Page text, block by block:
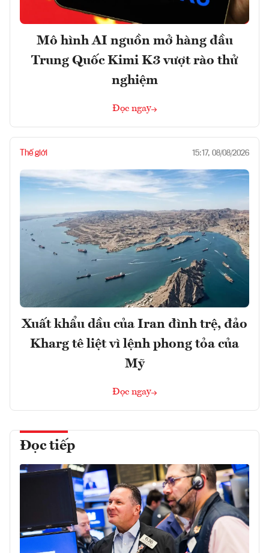
Mô hình AI nguồn mở hàng đầu
Trung Quốc Kimi K3 vượt rào thử
nghiệm
Đọc ngay
Thế giới 15:17, 08/08/2026
Xuất khẩu dầu của Iran đình trệ, đảo
Kharg tê liệt vì lệnh phong tỏa của
Mỹ
Đọc ngay
Đọc tiếp